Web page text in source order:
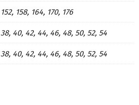
152, 158, 164, 170, 176
38, 40, 42, 44, 46, 48, 50, 52, 54
38, 40, 42, 44, 46, 48, 50, 52, 54